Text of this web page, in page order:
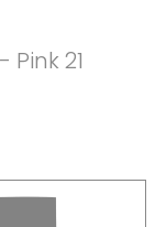
Pink 21